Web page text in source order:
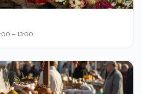
– 13:00